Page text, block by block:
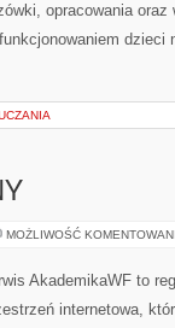
opracowania
dzieci
MOŻLIWOŚĆ
AkademikaWF to
internetowa,